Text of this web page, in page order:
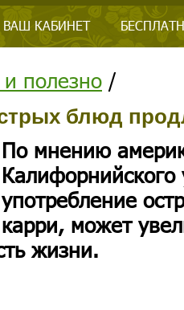
ВАШ КАБИНЕТ
и полезно /
блюд
По мнению
Калифорнийского
употребление
карри, может
жизни.